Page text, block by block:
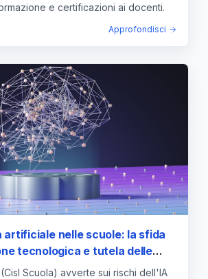
e certificazioni ai docenti.
Approfondisci
artificiale nelle scuole: la sfida
tecnologica e tutela delle
baseScuola) avverte sui rischi dell'IA